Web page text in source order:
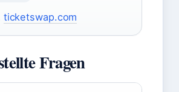
ticketswap.com
Fragen